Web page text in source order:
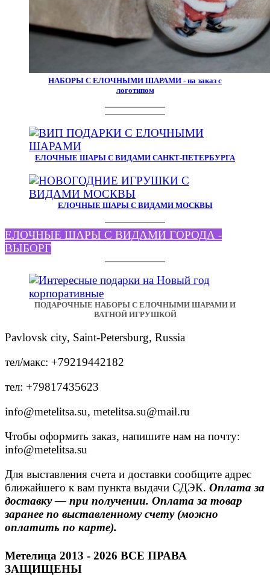
НАБОРЫ С ЕЛОЧНЫМИ ШАРАМИ - на заказ с
логотипом
ЕЛОЧНЫЕ ШАРЫ С ВИДАМИ САНКТ-ПЕТЕРБУРГА
ЕЛОЧНЫЕ ШАРЫ С ВИДАМИ МОСКВЫ
ЕЛОЧНЫЕ ШАРЫ С ВИДАМИ ГОРОДА -
ВЫБОРГ
ПОДАРОЧНЫЕ НАБОРЫ С ЕЛОЧНЫМИ ШАРАМИ И
ВАТНОЙ ИГРУШКОЙ
Pavlovsk city, Saint-Petersburg, Russia
тел/макс: +79219442182
тел: +79817435623
info@metelitsa.su, metelitsa.su@mail.ru
Чтобы оформить заказ, напишите нам на почту:
info@metelitsa.su
Для выставления счета и доставки сообщите адрес
ближайшего к вам пункта выдачи СДЭК. Оплата за
доставку — при получении. Оплата за товар
заранее по выставленному счету (можно
оплатить по карте).
Метелица 2013 - 2026 ВСЕ ПРАВА
ЗАЩИЩЕНЫ